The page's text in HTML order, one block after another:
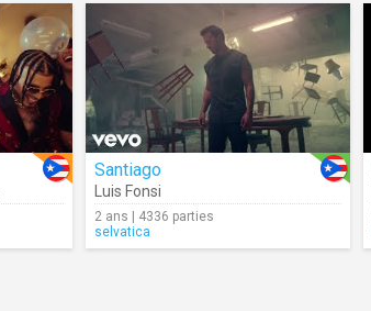
Santiago
Luis Fonsi
2 ans | 4336 parties
selvatica